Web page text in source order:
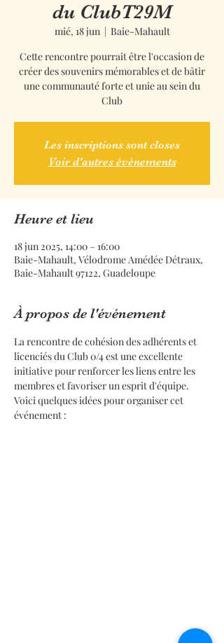
du ClubT29M
mié, 18 jun
  |
Baie-Mahault
Cette rencontre pourrait être l'occasion de
créer des souvenirs mémorables et de bâtir
une communauté forte et unie au sein du
Club
Les inscriptions sont closes
Voir d'autres événements
Heure et lieu
18 jun 2025, 14:00 – 16:00
Baie-Mahault, Vélodrome Amédée Détraux,
Baie-Mahault 97122, Guadeloupe
À propos de l'événement
La rencontre de cohésion des adhérents et
licenciés du Club 0/4 est une excellente
initiative pour renforcer les liens entre les
membres et favoriser un esprit d'équipe.
Voici quelques idées pour organiser cet
événement :